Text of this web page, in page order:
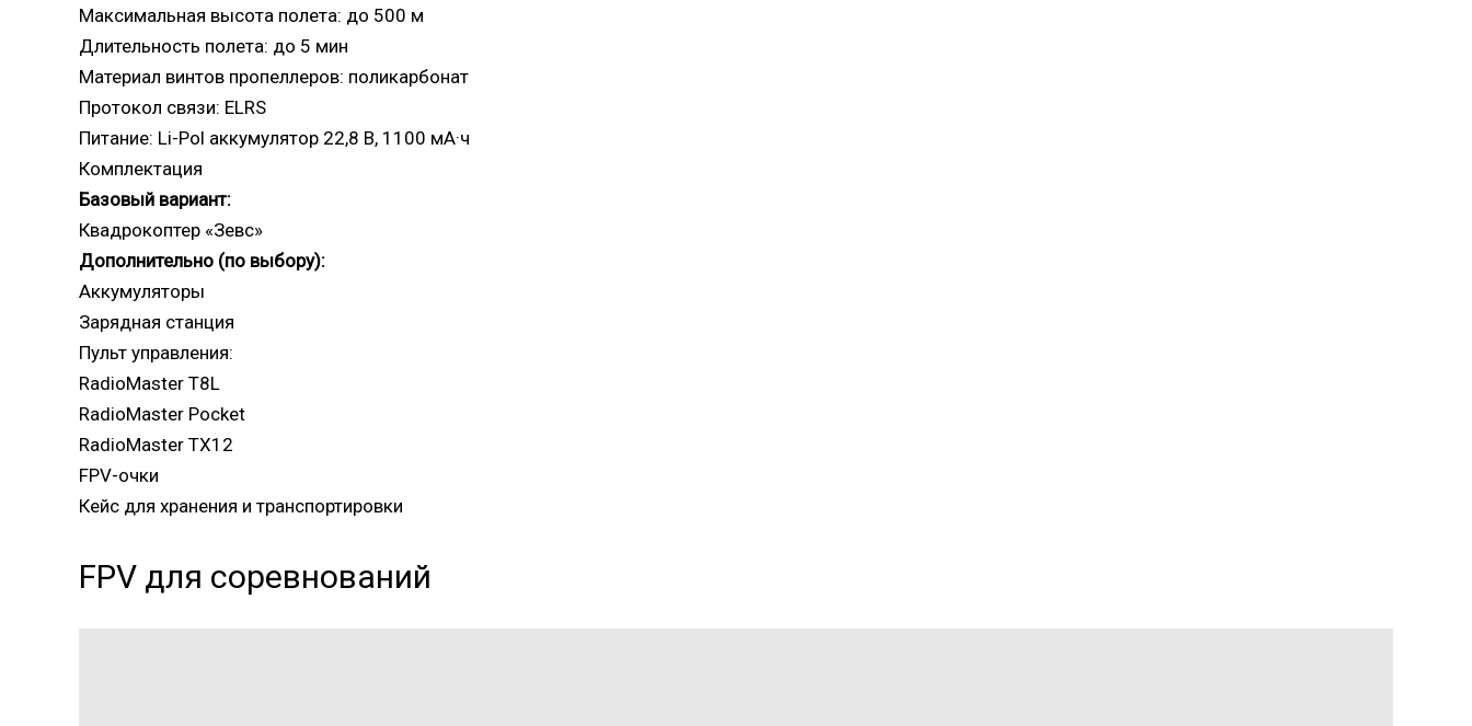
Максимальная высота полета: до 500 м
Длительность полета: до 5 мин
Материал винтов пропеллеров: поликарбонат
Протокол связи: ELRS
Питание: Li-Pol аккумулятор 22,8 В, 1100 мА·ч
Комплектация
Базовый вариант:
Квадрокоптер «Зевс»
Дополнительно (по выбору):
Аккумуляторы
Зарядная станция
Пульт управления:
RadioMaster T8L
RadioMaster Pocket
RadioMaster TX12
FPV-очки
Кейс для хранения и транспортировки
FPV для соревнований